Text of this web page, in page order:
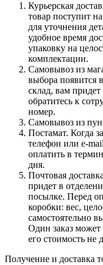
Курьерская
товар поступит
для уточнения
удобное время
упаковку на
комплектации.
Самовывоз из
выбора появится
склад, вам
обратитесь к
номер.
Самовывоз из
Постамат. Когда
телефон или e-
оплатить в
дня.
Почтовая
придет в
посылке. Перед
коробки: вес,
самостоятельно
Один заказ
его стоимость не
Получение и доставка